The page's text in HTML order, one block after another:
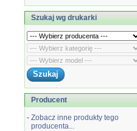
Szukaj wg drukarki
Producent
- Zobacz inne produkty tego
producenta...